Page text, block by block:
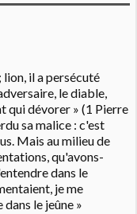
il a persécuté
le diable,
qui dévorer » (1 Pierre
sa malice : c'est
Mais au milieu de
qu'avons-
dans le
je me
le jeûne »